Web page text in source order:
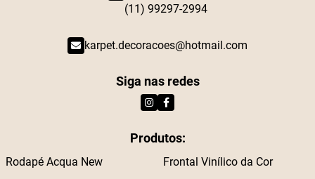
(11) 99297-2994
karpet.decoracoes@hotmail.com
Siga nas redes
Produtos:
Rodapé Acqua New
Frontal Vinílico da Cor